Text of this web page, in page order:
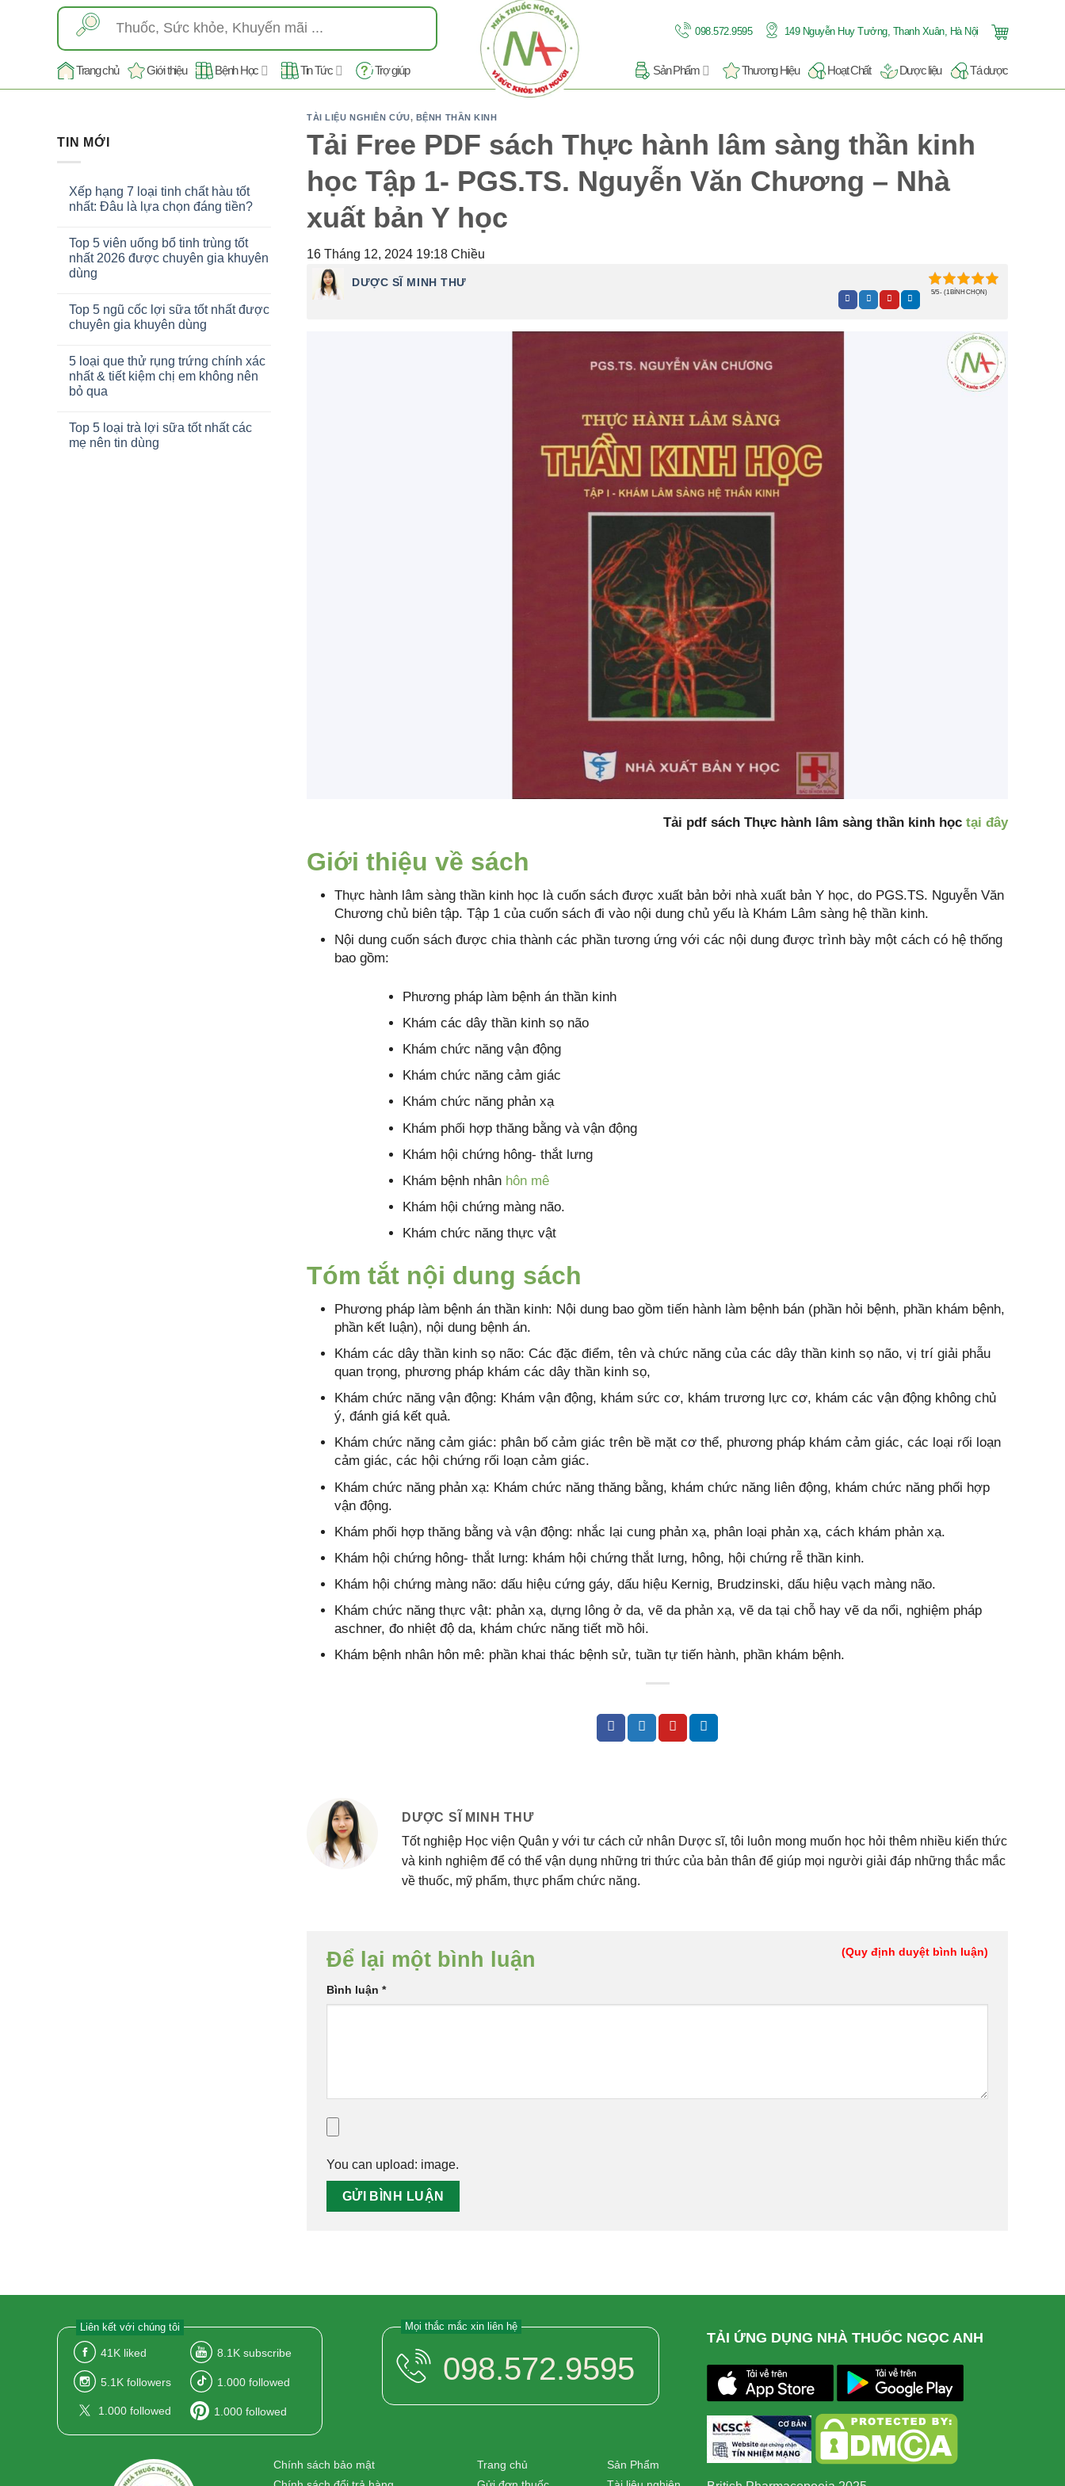
kiếm:
098.572.9595 149 Nguyễn Huy Tưởng, Thanh Xuân, Hà Nội
Trang chủ Giới thiệu Bệnh Học Tin Tức Trợ giúp Sản Phẩm Thương Hiệu Hoạt Chất Dược liệu Tá dược
TIN MỚI
Xếp hạng 7 loại tinh chất hàu tốt
nhất: Đâu là lựa chọn đáng tiền?
Top 5 viên uống bổ tinh trùng tốt
nhất 2026 được chuyên gia khuyên
dùng
Top 5 ngũ cốc lợi sữa tốt nhất được
chuyên gia khuyên dùng
5 loại que thử rụng trứng chính xác
nhất & tiết kiệm chị em không nên
bỏ qua
Top 5 loại trà lợi sữa tốt nhất các
mẹ nên tin dùng
TÀI LIỆU NGHIÊN CỨU, BỆNH THẦN KINH
Tải Free PDF sách Thực hành lâm sàng thần kinh
học Tập 1- PGS.TS. Nguyễn Văn Chương – Nhà
xuất bản Y học
16 Tháng 12, 2024 19:18 Chiều
DƯỢC SĨ MINH THƯ
5/5 - (1 BÌNH CHỌN)
Tải pdf sách Thực hành lâm sàng thần kinh học tại đây
Giới thiệu về sách
Thực hành lâm sàng thần kinh học là cuốn sách được xuất bản bởi nhà xuất bản Y học, do PGS.TS. Nguyễn Văn
Chương chủ biên tập. Tập 1 của cuốn sách đi vào nội dung chủ yếu là Khám Lâm sàng hệ thần kinh.
Nội dung cuốn sách được chia thành các phần tương ứng với các nội dung được trình bày một cách có hệ thống
bao gồm:
Phương pháp làm bệnh án thần kinh
Khám các dây thần kinh sọ não
Khám chức năng vận động
Khám chức năng cảm giác
Khám chức năng phản xạ
Khám phối hợp thăng bằng và vận động
Khám hội chứng hông- thắt lưng
Khám bệnh nhân hôn mê
Khám hội chứng màng não.
Khám chức năng thực vật
Tóm tắt nội dung sách
Phương pháp làm bệnh án thần kinh: Nội dung bao gồm tiến hành làm bệnh bán (phần hỏi bệnh, phần khám bệnh,
phần kết luận), nội dung bệnh án.
Khám các dây thần kinh sọ não: Các đặc điểm, tên và chức năng của các dây thần kinh sọ não, vị trí giải phẫu
quan trọng, phương pháp khám các dây thần kinh sọ,
Khám chức năng vận động: Khám vận động, khám sức cơ, khám trương lực cơ, khám các vận động không chủ
ý, đánh giá kết quả.
Khám chức năng cảm giác: phân bố cảm giác trên bề mặt cơ thể, phương pháp khám cảm giác, các loại rối loạn
cảm giác, các hội chứng rối loạn cảm giác.
Khám chức năng phản xạ: Khám chức năng thăng bằng, khám chức năng liên động, khám chức năng phối hợp
vận động.
Khám phối hợp thăng bằng và vận động: nhắc lại cung phản xạ, phân loại phản xạ, cách khám phản xạ.
Khám hội chứng hông- thắt lưng: khám hội chứng thắt lưng, hông, hội chứng rễ thần kinh.
Khám hội chứng màng não: dấu hiệu cứng gáy, dấu hiệu Kernig, Brudzinski, dấu hiệu vạch màng não.
Khám chức năng thực vật: phản xạ, dựng lông ở da, vẽ da phản xạ, vẽ da tại chỗ hay vẽ da nổi, nghiệm pháp
aschner, đo nhiệt độ da, khám chức năng tiết mồ hôi.
Khám bệnh nhân hôn mê: phần khai thác bệnh sử, tuần tự tiến hành, phần khám bệnh.
DƯỢC SĨ MINH THƯ
Tốt nghiệp Học viện Quân y với tư cách cử nhân Dược sĩ, tôi luôn mong muốn học hỏi thêm nhiều kiến thức
và kinh nghiệm để có thể vận dụng những tri thức của bản thân để giúp mọi người giải đáp những thắc mắc
về thuốc, mỹ phẩm, thực phẩm chức năng.
Để lại một bình luận (Quy định duyệt bình luận)
Bình luận *
You can upload: image.
Liên kết với chúng tôi
41K liked 8.1Ksubscribe
5.1K followers 1.000followed
1.000 followed 1.000followed
Mọi thắc mắc xin liên hệ
098.572.9595
Chính sách bảo mật
Trang chủ
Sản Phẩm
TẢI ỨNG DỤNG NHÀ THUỐC NGỌC ANH